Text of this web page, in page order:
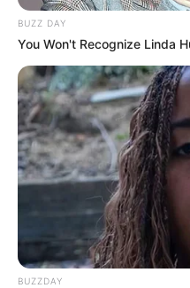
BUZZ DAY
You Won't Recognize Linda
BUZZDAY